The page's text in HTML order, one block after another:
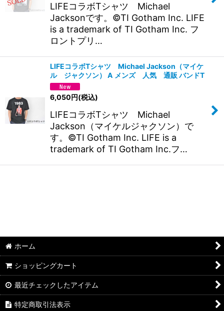
LIFEコラボTシャツ Michael
Jacksonです。©TI Gotham Inc. LIFE
is a trademark of TI Gotham Inc. フ
ロントプリ…
LIFEコラボTシャツ Michael Jackson（マイケ
ル ジャクソン） A メンズ 人気 通販 バンドT
6,050円(税込)
LIFEコラボTシャツ Michael
Jackson（マイケルジャクソン）で
す。©TI Gotham Inc. LIFE is a
trademark of TI Gotham Inc.フ…
ホーム
ショッピングカート
最近チェックしたアイテム
特定商取引法表示